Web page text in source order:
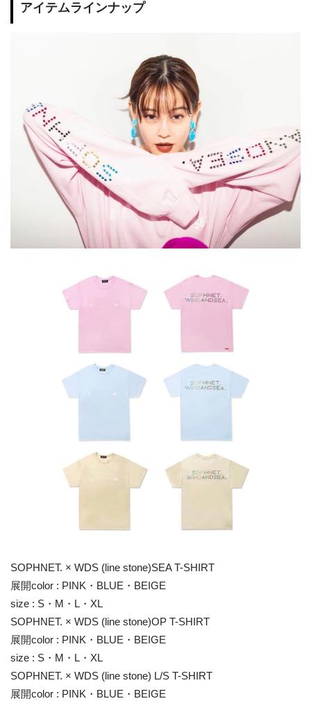
アイテムラインナップ
SOPHNET. × WDS (line stone)SEA T-SHIRT
展開color : PINK・BLUE・BEIGE
size : S・M・L・XL
SOPHNET. × WDS (line stone)OP T-SHIRT
展開color : PINK・BLUE・BEIGE
size : S・M・L・XL
SOPHNET. × WDS (line stone) L/S T-SHIRT
展開color : PINK・BLUE・BEIGE